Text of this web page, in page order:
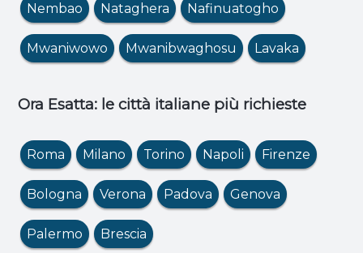
Nembao Nataghera Nafinuatogho
Mwaniwowo Mwanibwaghosu Lavaka
Ora Esatta: le città italiane più richieste
Roma Milano Torino Napoli Firenze
Bologna Verona Padova Genova
Palermo Brescia